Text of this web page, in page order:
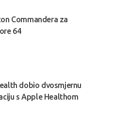
Commandera za
64
dobio dvosmjernu
s Apple Healthom